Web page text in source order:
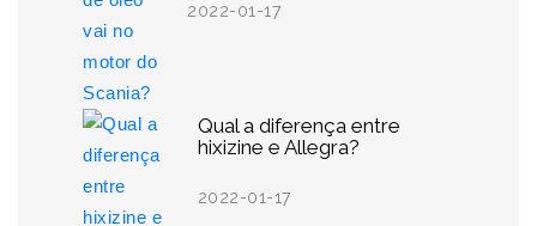
2022-01-17
Qual a diferença entre
hixizine e Allegra?
2022-01-17